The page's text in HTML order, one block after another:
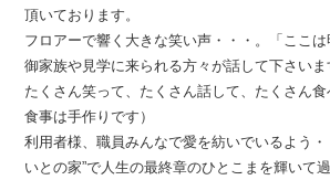
頂いております。
フロアーで響く大きな笑い声・・・。「ここ
御家族や見学に来られる方々が話して下さいま
たくさん笑って、たくさん話して、たくさん
食事は手作りです）
利用者様、職員みんなで愛を紡いでいるよう・
いとの家”で人生の最終章のひとこまを輝いて